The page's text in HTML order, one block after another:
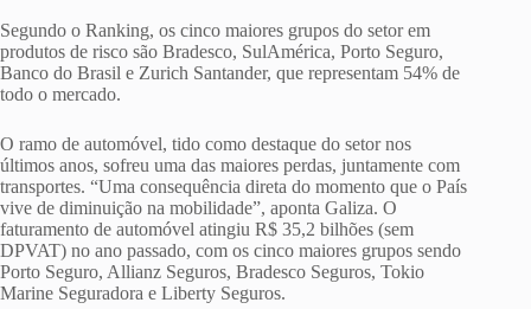
Segundo o Ranking, os cinco maiores grupos do setor em
produtos de risco são Bradesco, SulAmérica, Porto Seguro,
Banco do Brasil e Zurich Santander, que representam 54% de
todo o mercado.
O ramo de automóvel, tido como destaque do setor nos
últimos anos, sofreu uma das maiores perdas, juntamente com
transportes. “Uma consequência direta do momento que o País
vive de diminuição na mobilidade”, aponta Galiza. O
faturamento de automóvel atingiu R$ 35,2 bilhões (sem
DPVAT) no ano passado, com os cinco maiores grupos sendo
Porto Seguro, Allianz Seguros, Bradesco Seguros, Tokio
Marine Seguradora e Liberty Seguros.